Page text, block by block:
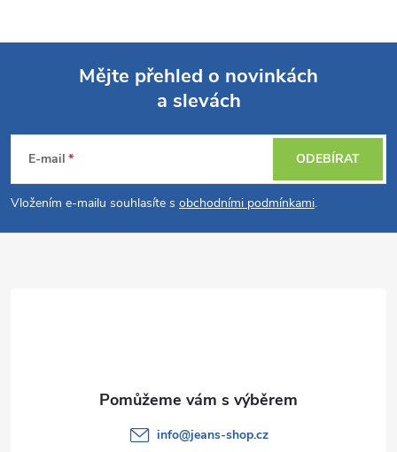
p
a
Mějte přehled o novinkách
a slevách
E-mail
Vložením e-mailu souhlasíte s obchodními podmínkami.
ODEBÍRAT
info@jeans-shop.cz